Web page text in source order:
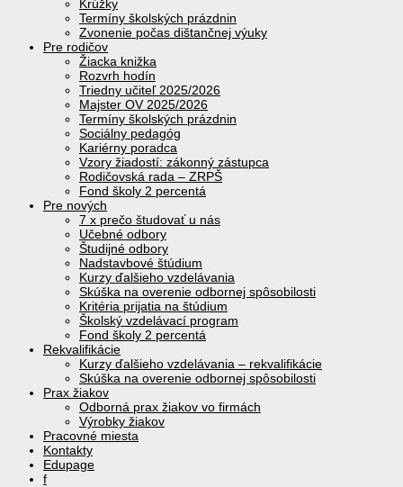
Krúžky
Termíny školských prázdnin
Zvonenie počas dištančnej výuky
Pre rodičov
Žiacka knižka
Rozvrh hodín
Triedny učiteľ 2025/2026
Majster OV 2025/2026
Termíny školských prázdnin
Sociálny pedagóg
Kariérny poradca
Vzory žiadostí: zákonný zástupca
Rodičovská rada – ZRPŠ
Fond školy 2 percentá
Pre nových
7 x prečo študovať u nás
Učebné odbory
Študijné odbory
Nadstavbové štúdium
Kurzy ďalšieho vzdelávania
Skúška na overenie odbornej spôsobilosti
Kritéria prijatia na štúdium
Školský vzdelávací program
Fond školy 2 percentá
Rekvalifikácie
Kurzy ďalšieho vzdelávania – rekvalifikácie
Skúška na overenie odbornej spôsobilosti
Prax žiakov
Odborná prax žiakov vo firmách
Výrobky žiakov
Pracovné miesta
Kontakty
Edupage
f